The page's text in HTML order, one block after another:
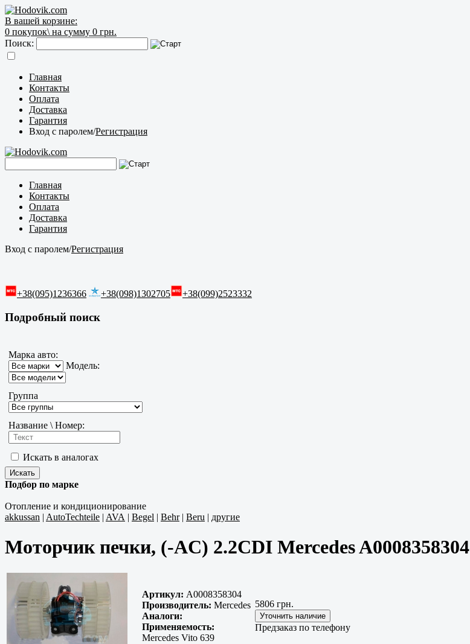
В вашей корзине:
0 покупок\ на сумму 0 грн.
Поиск:
Главная
Контакты
Оплата
Доставка
Гарантия
Вход с паролем/Регистрация
Главная
Контакты
Оплата
Доставка
Гарантия
Вход с паролем/Регистрация
+38(095)1236366 +38(098)1302705 +38(099)2523332
Подробный поиск
Марка авто:
Модель:
Группа
Название \ Номер:
Искать в аналогах
Подбор по марке
Отопление и кондиционирование
akkussan | AutoTechteile | AVA | Begel | Behr| Beru | другие
Моторчик печки, (-AC) 2.2CDI Mercedes A0008358304
Артикул: A0008358304
Производитель: Mercedes
Аналоги:
Применяемость:
Mercedes Vito 639
5806 грн.
Предзаказ по телефону